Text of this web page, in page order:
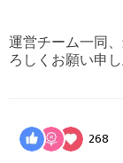
運営チーム一同
ろしくお願い申し
268